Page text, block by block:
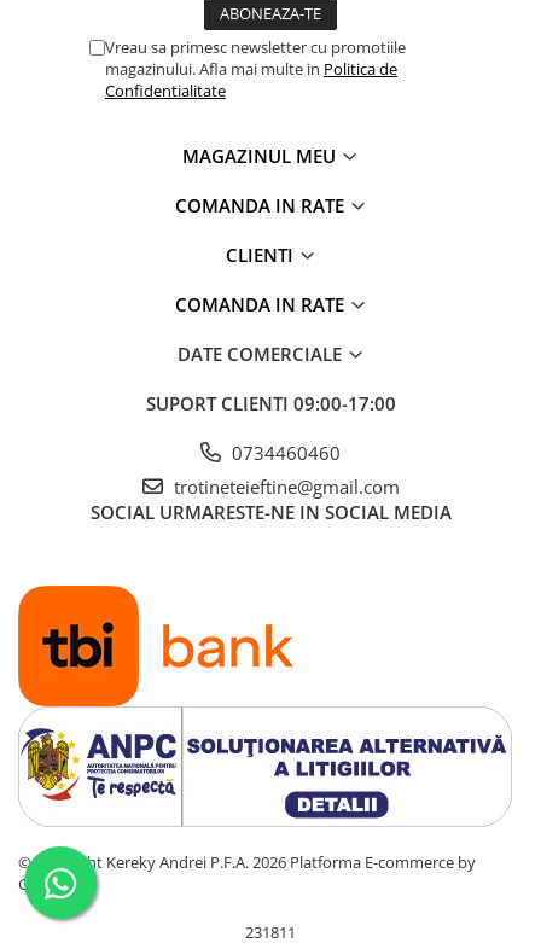
Vreau sa primesc newsletter cu promotiile
magazinului. Afla mai multe in Politica de
Confidentialitate
MAGAZINUL MEU
COMANDA IN RATE
CLIENTI
COMANDA IN RATE
DATE COMERCIALE
SUPORT CLIENTI 09:00-17:00
0734460460
trotineteieftine@gmail.com
SOCIAL URMARESTE-NE IN SOCIAL MEDIA
©Copyright Kereky Andrei P.F.A. 2026 Platforma E-commerce by
Gomag
231811